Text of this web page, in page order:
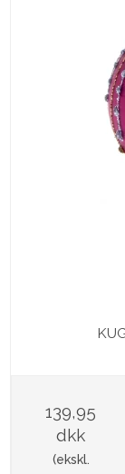
139,95
dkk
(ekskl.